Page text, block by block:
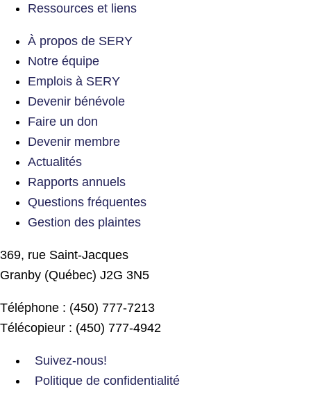
Ressources et liens
À propos de SERY
Notre équipe
Emplois à SERY
Devenir bénévole
Faire un don
Devenir membre
Actualités
Rapports annuels
Questions fréquentes
Gestion des plaintes
369, rue Saint-Jacques
Granby (Québec) J2G 3N5
Téléphone : (450) 777-7213
Télécopieur : (450) 777-4942
Suivez-nous!
Politique de confidentialité